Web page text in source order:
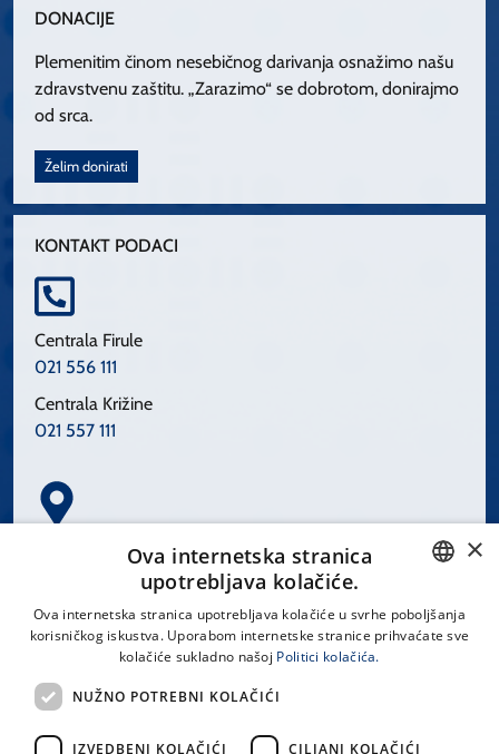
DONACIJE
Plemenitim činom nesebičnog darivanja osnažimo našu
zdravstvenu zaštitu. „Zarazimo“ se dobrotom, donirajmo
od srca.
Želim donirati
KONTAKT PODACI
Centrala Firule
021 556 111
Centrala Križine
021 557 111
Spinčićeva 1, 21000 Split
LINKOVI
CROATIAN
×
Ova internetska stranica
upotrebljava kolačiće.
Ova internetska stranica upotrebljava kolačiće u svrhe poboljšanja
korisničkog iskustva. Uporabom internetske stranice prihvaćate sve
kolačiće sukladno našoj Politici kolačića.
NUŽNO POTREBNI KOLAČIĆI
IZVEDBENI KOLAČIĆI CILJANI KOLAČIĆI